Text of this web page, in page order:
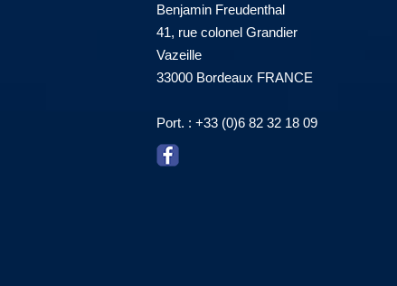
Benjamin Freudenthal
41, rue colonel Grandier
Vazeille
33000 Bordeaux FRANCE
Port. : +33 (0)6 82 32 18 09